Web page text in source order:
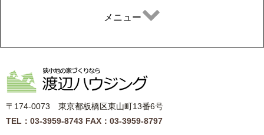
メニュー
〒174-0073 東京都板橋区東山町13番6号
TEL：03-3959-8743 FAX：03-3959-8797